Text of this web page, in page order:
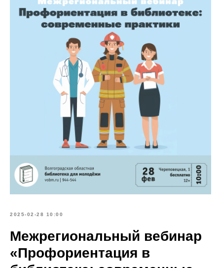
2025-02-28 10:00
Межрегиональный вебинар
«Профориентация в